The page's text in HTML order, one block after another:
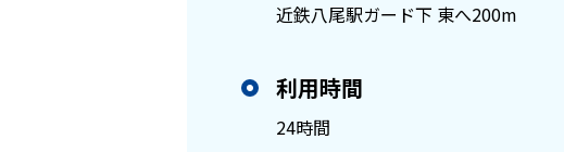
近鉄八尾駅ガード下 東へ200m
利用時間
24時間